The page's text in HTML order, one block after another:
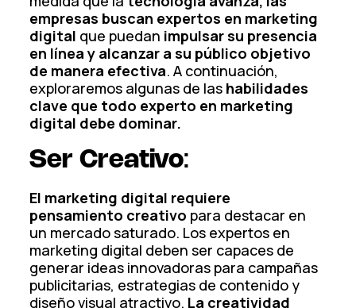
empresas buscan expertos en marketing
digital que puedan impulsar su presencia
en línea y alcanzar a su público objetivo
de manera efectiva. A continuación,
exploraremos algunas de las habilidades
clave que todo experto en marketing
digital debe dominar.
Ser Creativo:
El marketing digital requiere
pensamiento creativo para destacar en
un mercado saturado. Los expertos en
marketing digital deben ser capaces de
generar ideas innovadoras para campañas
publicitarias, estrategias de contenido y
diseño visual atractivo. La creatividad